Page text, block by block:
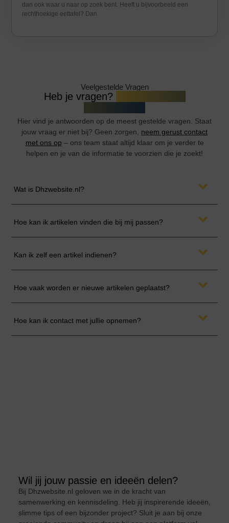
dan ook waar u naar op zoek bent. Heeft u bijvoorbeeld een
rechthoekige eettafel? Dan
Veelgestelde Vragen
Heb je vragen?
Hier vind je antwoorden op de meest gestelde vragen. Staat
jouw vraag er niet bij? Geen zorgen, neem gerust contact
met ons op – ons team staat altijd klaar om je verder te
helpen en je van de informatie te voorzien die je zoekt!
Wat is Dhzwebsite.nl?
Hoe kan ik artikelen vinden die bij mij passen?
Kan ik zelf een artikel indienen?
Hoe vaak worden er nieuwe artikelen geplaatst?
Hoe kan ik contact met jullie opnemen?
Wil jij jouw passie en ideeën delen?
Bij Dhzwebsite.nl geloven we in de kracht van
samenwerking en kennisdeling. Heb jij inspirerende ideeën,
slimme tips of een bijzonder project? Sluit je aan bij onze